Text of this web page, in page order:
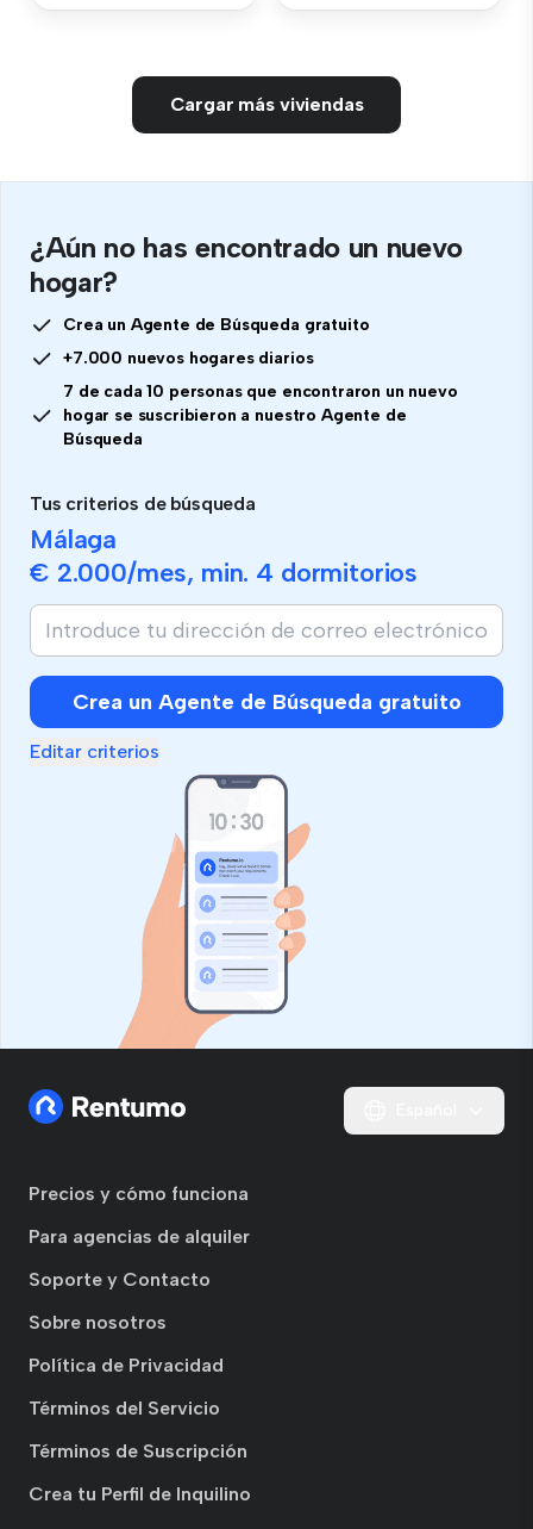
Cargar más viviendas
¿Aún no has encontrado un nuevo
hogar?
Crea un Agente de Búsqueda gratuito
+7.000 nuevos hogares diarios
7 de cada 10 personas que encontraron un nuevo
hogar se suscribieron a nuestro Agente de
Búsqueda
Tus criterios de búsqueda
Málaga
€ 2.000/mes, min. 4 dormitorios
Crea un Agente de Búsqueda gratuito
Editar criterios
Precios y cómo funciona
Para agencias de alquiler
Soporte y Contacto
Sobre nosotros
Política de Privacidad
Términos del Servicio
Términos de Suscripción
Crea tu Perfil de Inquilino